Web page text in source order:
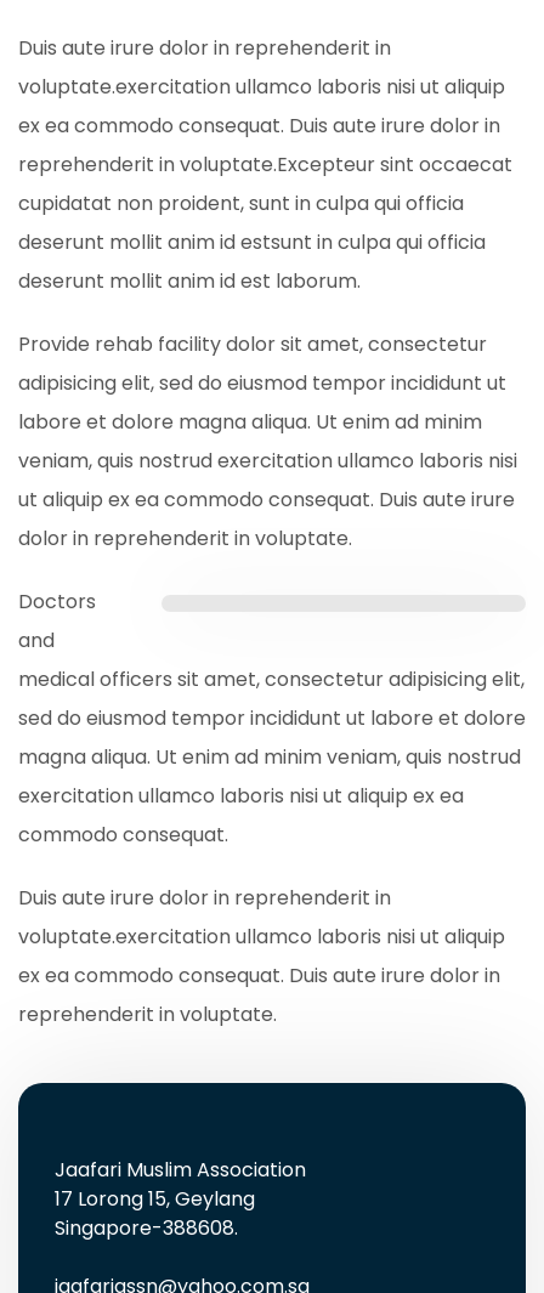
Duis aute irure dolor in reprehenderit in
voluptate.exercitation ullamco laboris nisi ut aliquip
ex ea commodo consequat. Duis aute irure dolor in
reprehenderit in voluptate.Excepteur sint occaecat
cupidatat non proident, sunt in culpa qui officia
deserunt mollit anim id estsunt in culpa qui officia
deserunt mollit anim id est laborum.
Provide rehab facility dolor sit amet, consectetur
adipisicing elit, sed do eiusmod tempor incididunt ut
labore et dolore magna aliqua. Ut enim ad minim
veniam, quis nostrud exercitation ullamco laboris nisi
ut aliquip ex ea commodo consequat. Duis aute irure
dolor in reprehenderit in voluptate.
Doctors
and
medical officers sit amet, consectetur adipisicing elit,
sed do eiusmod tempor incididunt ut labore et dolore
magna aliqua. Ut enim ad minim veniam, quis nostrud
exercitation ullamco laboris nisi ut aliquip ex ea
commodo consequat.
Duis aute irure dolor in reprehenderit in
voluptate.exercitation ullamco laboris nisi ut aliquip
ex ea commodo consequat. Duis aute irure dolor in
reprehenderit in voluptate.
Jaafari Muslim Association
17 Lorong 15, Geylang
Singapore-388608.
jaafariassn@yahoo.com.sg